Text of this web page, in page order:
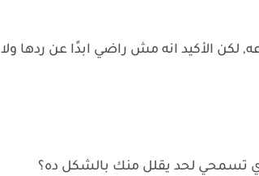
الأكيد انه مش راضي ابدًا عن ردها ولا
تسمحي لحد يقلل منك بالشكل ده؟